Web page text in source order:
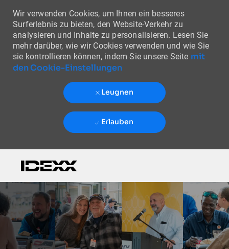
Wir verwenden Cookies, um Ihnen ein besseres
Surferlebnis zu bieten, den Website-Verkehr zu
analysieren und Inhalte zu personalisieren. Lesen Sie
mehr darüber, wie wir Cookies verwenden und wie Sie
sie kontrollieren können, indem Sie unsere Seite mit
den Cookie-Einstellungen
Leugnen
Erlauben